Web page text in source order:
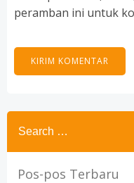
peramban ini untuk
Search
for:
Pos-pos Terbaru